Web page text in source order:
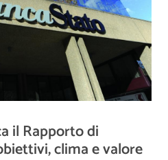
il Rapporto di
clima e valore